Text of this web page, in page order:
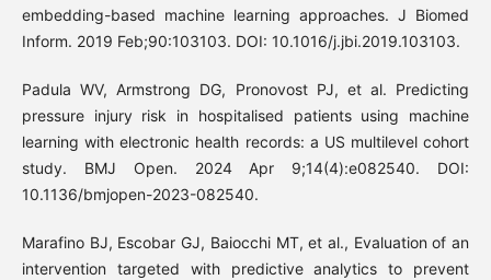
embedding-based machine learning approaches. J Biomed
Inform. 2019 Feb;90:103103. DOI: 10.1016/j.jbi.2019.103103.
Padula WV, Armstrong DG, Pronovost PJ, et al. Predicting
pressure injury risk in hospitalised patients using machine
learning with electronic health records: a US multilevel cohort
study. BMJ Open. 2024 Apr 9;14(4):e082540. DOI:
10.1136/bmjopen-2023-082540.
Marafino BJ, Escobar GJ, Baiocchi MT, et al., Evaluation of an
intervention targeted with predictive analytics to prevent